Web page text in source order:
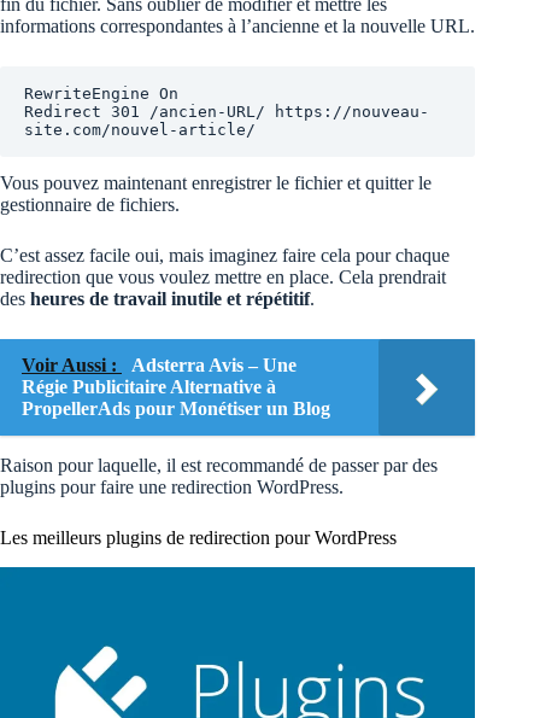
fin du fichier. Sans oublier de modifier et mettre les
informations correspondantes à l’ancienne et la nouvelle URL.
RewriteEngine On
Redirect 301 /ancien-URL/ https://nouveau-
site.com/nouvel-article/
Vous pouvez maintenant enregistrer le fichier et quitter le
gestionnaire de fichiers.
C’est assez facile oui, mais imaginez faire cela pour chaque
redirection que vous voulez mettre en place. Cela prendrait
des heures de travail inutile et répétitif.
Voir Aussi :
Adsterra Avis – Une
Régie Publicitaire Alternative à
PropellerAds pour Monétiser un Blog
Raison pour laquelle, il est recommandé de passer par des
plugins pour faire une redirection WordPress.
Les meilleurs plugins de redirection pour WordPress